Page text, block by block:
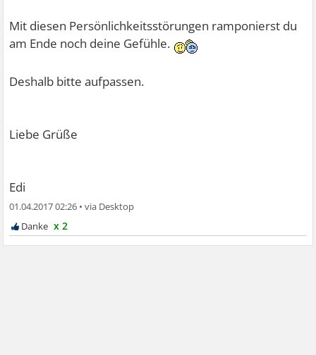
Mit diesen Persönlichkeitsstörungen ramponierst du
am Ende noch deine Gefühle.
Deshalb bitte aufpassen.
Liebe Grüße
Edi
01.04.2017 02:26 •
x 2